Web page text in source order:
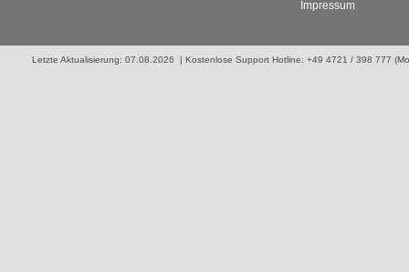
Impressum
Letzte Aktualisierung: 07.08.2026 | Kostenlose Support Hotline: +49 4721 / 398 777